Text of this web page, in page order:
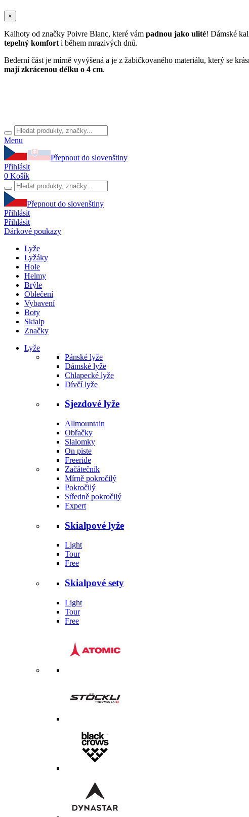
×
Kalhoty od značky Poivre Blanc, které vám padnou jako ulité! Dámské
tepelný komfort i během mrazivých dnů.
Bederní část je mírně vyvýšená a je z žabičkovaného materiálu, který se
mají zkrácenou délku o 4 cm.
Menu
Přepnout do slovenštiny
Přihlásit
0 Košík
Přepnout do slovenštiny
Přihlásit
Přihlásit
Dárkové poukazy
Lyže
Lyžáky
Hole
Helmy
Brýle
Oblečení
Vybavení
Boty
Skialp
Značky
Lyže
Pánské lyže
Dámské lyže
Chlapecké lyže
Dívčí lyže
Sjezdové lyže
Allmountain
Obřačky
Slalomky
On piste
Freeride
Začátečník
Mírně pokročilý
Pokročilý
Středně pokročilý
Expert
Skialpové lyže
Light
Tour
Free
Skialpové sety
Light
Tour
Free